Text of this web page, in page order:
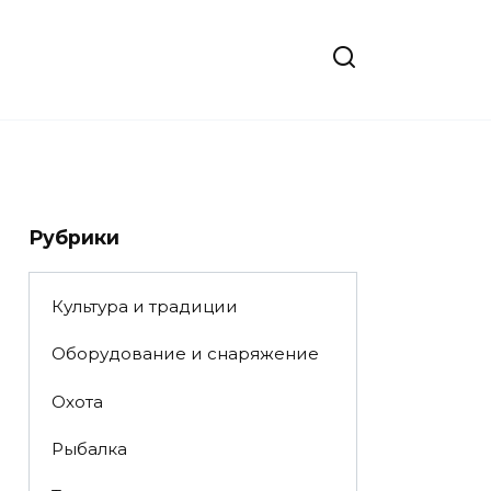
Рубрики
Культура и традиции
Оборудование и снаряжение
Охота
Рыбалка